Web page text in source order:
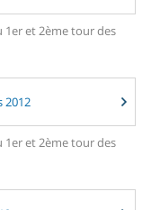
1er et 2ème tour des
2012
1er et 2ème tour des